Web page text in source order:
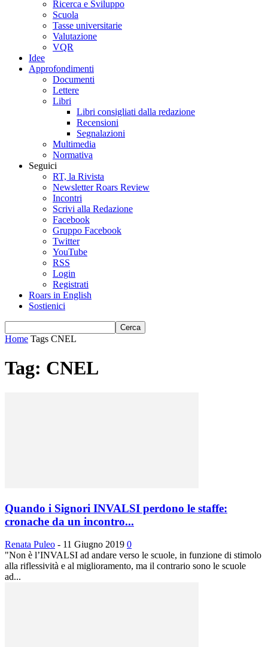
Ricerca e Sviluppo
Scuola
Tasse universitarie
Valutazione
VQR
Idee
Approfondimenti
Documenti
Lettere
Libri
Libri consigliati dalla redazione
Recensioni
Segnalazioni
Multimedia
Normativa
Seguici
RT, la Rivista
Newsletter Roars Review
Incontri
Scrivi alla Redazione
Facebook
Gruppo Facebook
Twitter
YouTube
RSS
Login
Registrati
Roars in English
Sostienici
Home Tags CNEL
Tag: CNEL
Quando i Signori INVALSI perdono le staffe:
cronache da un incontro...
Renata Puleo - 11 Giugno 2019 0
"Non è l’INVALSI ad andare verso le scuole, in funzione di stimolo
alla riflessività e al miglioramento, ma il contrario sono le scuole
ad...